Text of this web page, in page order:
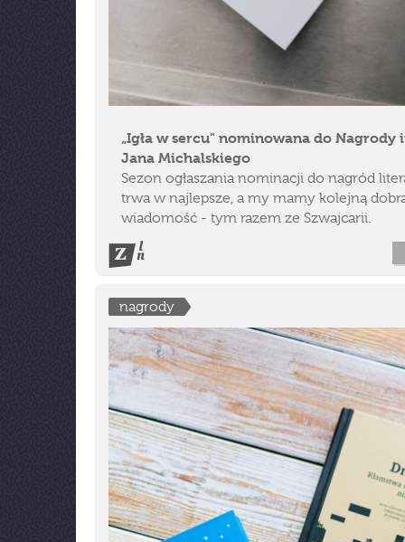
„Igła w sercu" nominowana do Nagrody
Jana Michalskiego
Sezon ogłaszania nominacji do nagród
trwa w najlepsze, a my mamy kolejną
wiadomość - tym razem ze Szwajcarii.
nagrody